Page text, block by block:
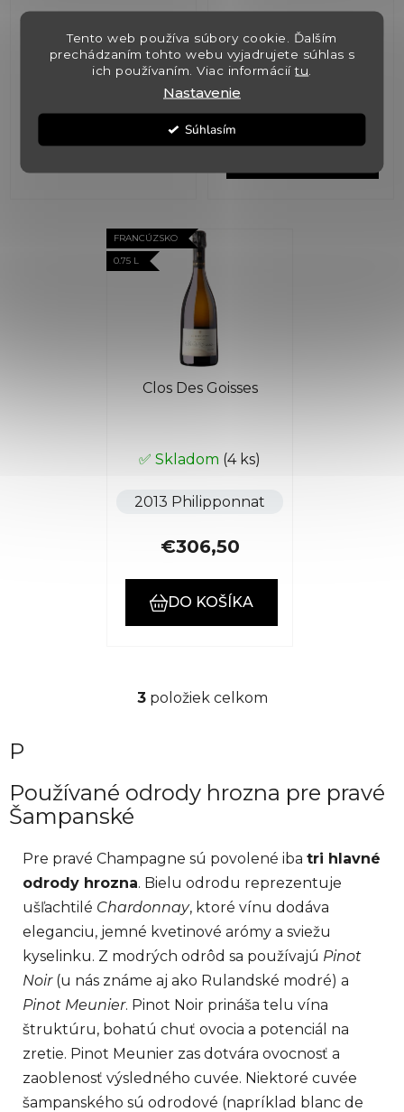
Tento web používa súbory cookie. Ďalším
prechádzaním tohto webu vyjadrujete súhlas s
ich používaním. Viac informáciítu
Nastavenie
Súhlasím
2018 Henri Giraud
€850,80
2012 Philipponnat
€1 350
FRANCÚZSKO
0.75 L
Clos Des Goisses
✅ Skladom (4 ks)
2013 Philipponnat
€306,50
DO KOŠÍKA
O
d
a
e
p
r
v
k
y
v
ý
p
s
u
3položiek celkom
P
Používané odrody hrozna pre pravé
Šampanské
Pre pravé Champagne sú povolené iba tri hlavné
odrody hrozna. Bielu odrodu reprezentuje
ušľachtilé Chardonnay, ktoré vínu dodáva
eleganciu, jemné kvetinové arómy a sviežu
kyselinku. Z modrých odrôd sa používajú Pinot
Noir(u nás známe aj ako Rulandské modré) a
Pinot Meunier. Pinot Noir prináša telu vína
štruktúru, bohatú chuť ovocia a potenciál na
zretie. Pinot Meunier zas dotvára ovocnosť a
zaoblenosť výsledného cuvée. Niektoré cuvée
šampanského sú odrodové (napríklad blanc de